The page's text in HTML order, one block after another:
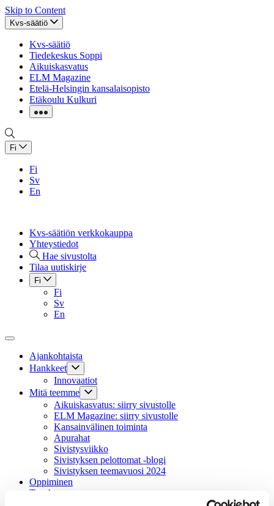
Skip to Content
Kvs-säätiö
Kvs-säätiö
Tiedekeskus Soppi
Aikuiskasvatus
ELM Magazine
Etelä-Helsingin kansalaisopisto
Etäkoulu Kulkuri
Fi
Fi
Sv
En
Kvs-säätiön verkkokauppa
Yhteystiedot
Hae sivustolta
Tilaa uutiskirje
Fi
Fi
Sv
En
Ajankohtaista
Hankkeet
Innovaatiot
Mitä teemme
Aikuiskasvatus: siirry sivustolle
ELM Magazine: siirry sivustolle
Kansainvälinen toiminta
Apurahat
Sivistysviikko
Sivistyksen pelottomat -blogi
Sivistyksen teemavuosi 2024
Oppiminen
Tapahtumat